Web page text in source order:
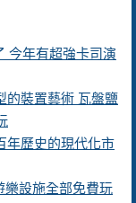
今年有超強卡司演
的裝置藝術 瓦盤鹽
年歷史的現代化市
樂設施全部免費玩